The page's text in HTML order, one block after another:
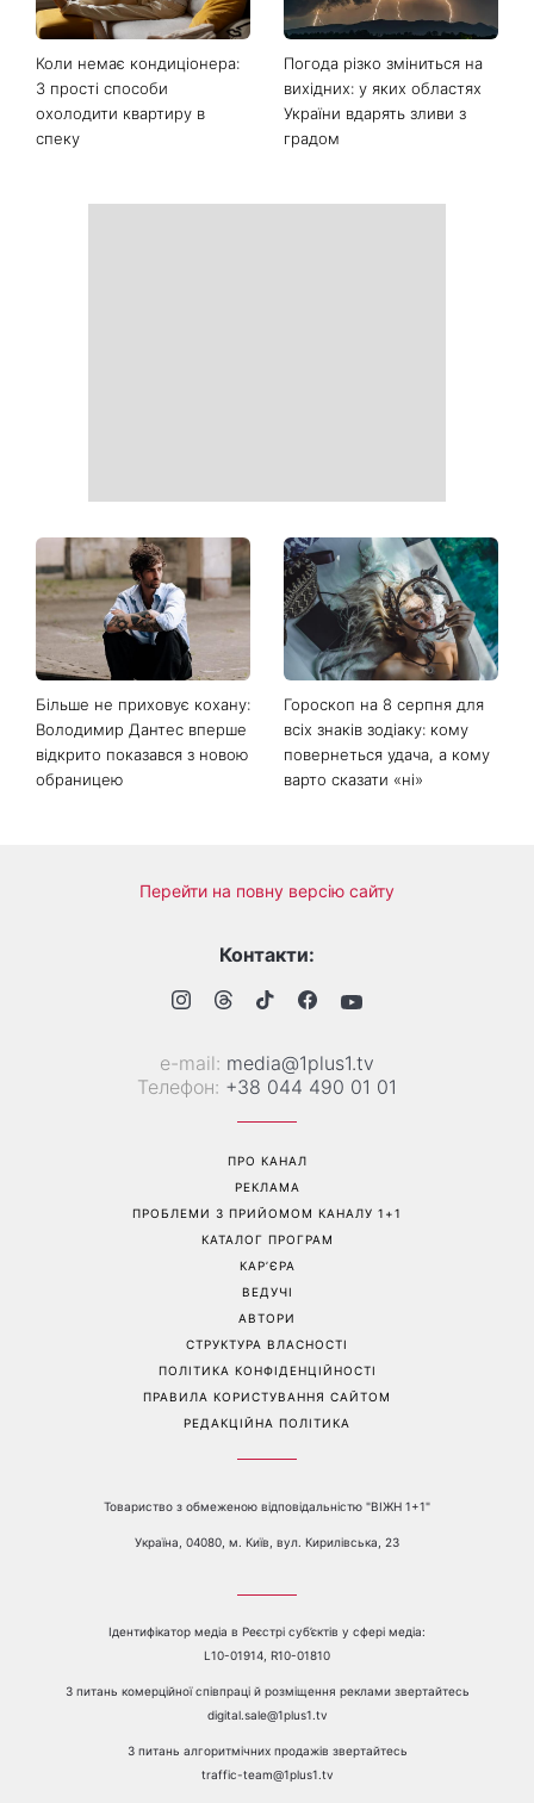
Коли немає кондиціонера:
3 прості способи
охолодити квартиру в
спеку
Погода різко зміниться на
вихідних: у яких областях
України вдарять зливи з
градом
Більше не приховує кохану:
Володимир Дантес вперше
відкрито показався з новою
обраницею
Гороскоп на 8 серпня для
всіх знаків зодіаку: кому
повернеться удача, а кому
варто сказати «ні»
Перейти на повну версію сайту
Контакти:
е-mail: media@1plus1.tv
Телефон: +38 044 490 01 01
ПРО КАНАЛ
РЕКЛАМА
ПРОБЛЕМИ З ПРИЙОМОМ КАНАЛУ 1+1
КАТАЛОГ ПРОГРАМ
КАР’ЄРА
ВЕДУЧІ
АВТОРИ
СТРУКТУРА ВЛАСНОСТІ
ПОЛІТИКА КОНФІДЕНЦІЙНОСТІ
ПРАВИЛА КОРИСТУВАННЯ САЙТОМ
РЕДАКЦІЙНА ПОЛІТИКА
Товариство з обмеженою відповідальністю "ВІЖН 1+1"
Україна, 04080, м. Київ, вул. Кирилівська, 23
Ідентифікатор медіа в Реєстрі суб’єктів у сфері медіа:
L10-01914, R10-01810
З питань комерційної співпраці й розміщення реклами звертайтесь
digital.sale@1plus1.tv
З питань алгоритмічних продажів звертайтесь
traffic-team@1plus1.tv